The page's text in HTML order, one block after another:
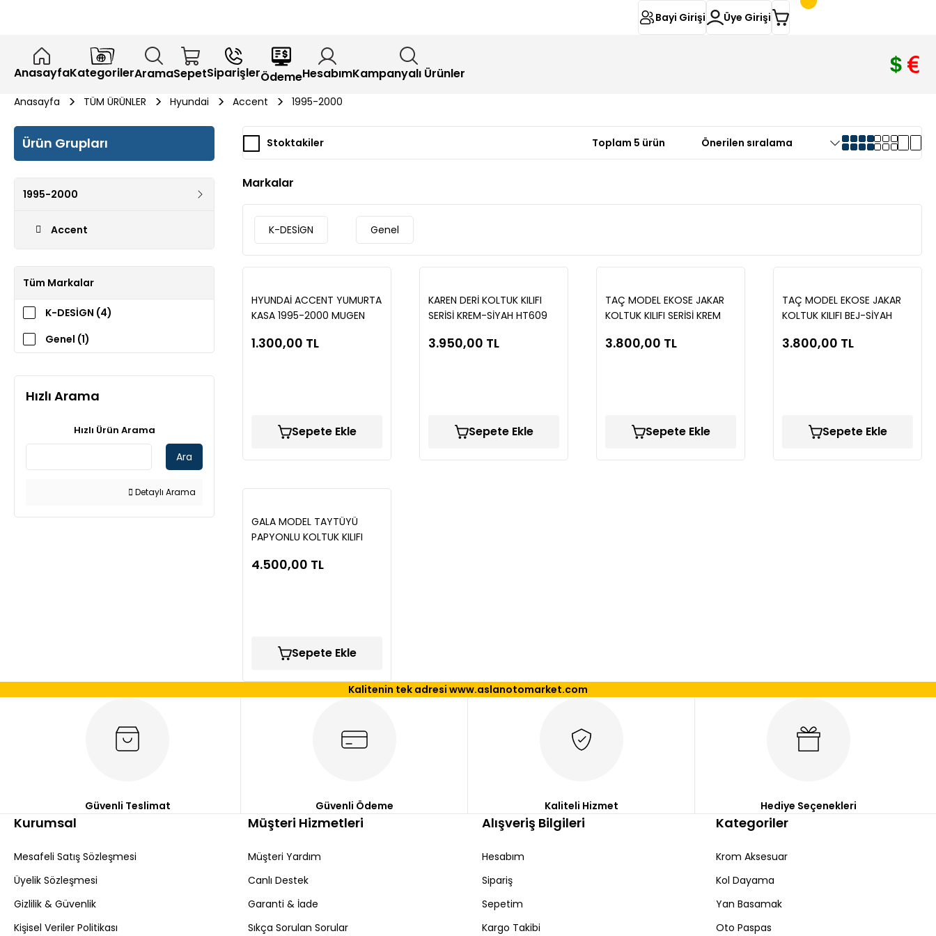
Bayi Girişi Üye Girişi
AnasayfaKategorilerAramaSepetSiparişlerÖdemeHesabımKampanyalı Ürünler
Anasayfa TÜM ÜRÜNLER Hyundai Accent 1995-2000
Ürün Grupları
1995-2000
Accent
Tüm Markalar
K-DESİGN (4)
Genel (1)
Hızlı Arama
Hızlı Ürün Arama
Ara
Detaylı Arama
Stoktakiler Toplam 5 ürün
Markalar
K-DESİGN Genel
HYUNDAİ ACCENT YUMURTA
KASA 1995-2000 MUGEN
1.300,00 TL
Sepete Ekle
KAREN DERİ KOLTUK KILIFI
SERİSİ KREM-SİYAH HT609
3.950,00 TL
Sepete Ekle
TAÇ MODEL EKOSE JAKAR
KOLTUK KILIFI SERİSİ KREM
3.800,00 TL
Sepete Ekle
TAÇ MODEL EKOSE JAKAR
KOLTUK KILIFI BEJ-SİYAH
3.800,00 TL
Sepete Ekle
GALA MODEL TAYTÜYÜ
PAPYONLU KOLTUK KILIFI
4.500,00 TL
Sepete Ekle
Kalitenin tek adresi www.aslanotomarket.com
Güvenli Teslimat Güvenli Ödeme Kaliteli Hizmet Hediye Seçenekleri
Kurumsal
Mesafeli Satış Sözleşmesi
Üyelik Sözleşmesi
Gizlilik & Güvenlik
Kişisel Veriler Politikası
Müşteri Hizmetleri
Müşteri Yardım
Canlı Destek
Garanti & İade
Sıkça Sorulan Sorular
Alışveriş Bilgileri
Hesabım
Sipariş
Sepetim
Kargo Takibi
Kategoriler
Krom Aksesuar
Kol Dayama
Yan Basamak
Oto Paspas